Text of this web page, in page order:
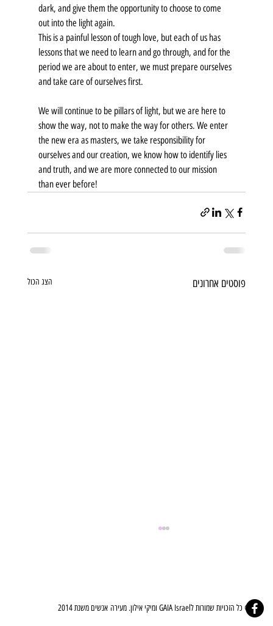
dark, and give them the opportunity to choose to come
out into the light again.
This is a painful lesson of tough love, but each of us has
lessons that we need to learn and go through, and for the
period we are about to enter, we must prepare ourselves
and take care of ourselves first.
We will continue to be pillars of light, but we are here to
show the way, not to make the way for others. We enter
the new era as masters, we take responsibility for
ourselves and our creation, we know how to identify lies
and truth, and we are more connected to our mission
than ever before!
פוסטים אחרונים הצג הכול
© כל הזכויות שמורות לGAIA Israel ומיקי אילון. מעירה אנשים משנת 2014